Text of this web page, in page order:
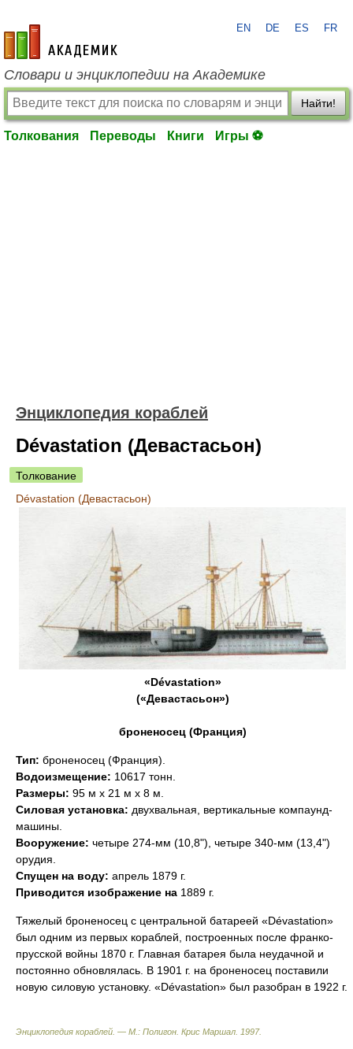
academic.ru
EN DE ES FR
Словари и энциклопедии на Академике
Найти!
Толкования Переводы Книги Игры ⚽
Энциклопедия кораблей
Dévastation (Девастасьон)
Толкование
Dévastation (Девастасьон)
«Dévastation»
(«Девастасьон»)
броненосец (Франция)
Тип: броненосец (Франция).
Водоизмещение: 10617 тонн.
Размеры: 95 м х 21 м х 8 м.
Силовая установка: двухвальная, вертикальные компаунд-
машины.
Вооружение: четыре 274-мм (10,8"), четыре 340-мм (13,4")
орудия.
Спущен на воду: апрель 1879 г.
Приводится изображение на 1889 г.
Тяжелый броненосец с центральной батареей «Dévastation»
был одним из первых кораблей, построенных после франко-
прусской войны 1870 г. Главная батарея была неудачной и
постоянно обновлялась. В 1901 г. на броненосец поставили
новую силовую установку. «Dévastation» был разобран в 1922 г.
Энциклопедия кораблей. — М.: Полигон Крис Маршал 1997.